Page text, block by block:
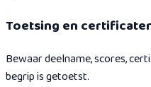
Toetsing en
Bewaar deelname, scores,
begrip is getoetst.